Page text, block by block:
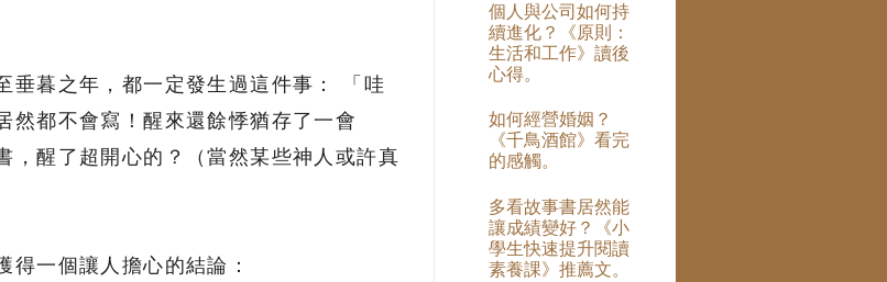
垂暮之年，都一定發生過這件事： 「哇
然都不會寫！醒來還餘悸猶存了一會
，醒了超開心的？（當然某些神人或許真
得一個讓人擔心的結論：
個人與公司如何持
續進化？《原則：
生活和工作》讀後
心得。
如何經營婚姻？
《千鳥酒館》看完
的感觸。
多看故事書居然能
讓成績變好？《小
學生快速提升閱讀
素養課》推薦文。